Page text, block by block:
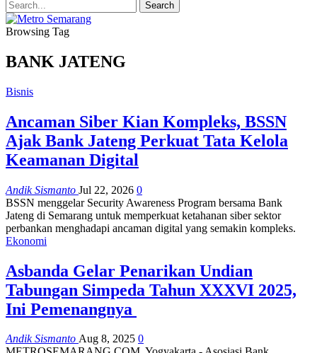
Browsing Tag
BANK JATENG
Bisnis
Ancaman Siber Kian Kompleks, BSSN
Ajak Bank Jateng Perkuat Tata Kelola
Keamanan Digital
Andik Sismanto Jul 22, 2026 0
BSSN menggelar Security Awareness Program bersama Bank
Jateng di Semarang untuk memperkuat ketahanan siber sektor
perbankan menghadapi ancaman digital yang semakin kompleks.
Ekonomi
Asbanda Gelar Penarikan Undian
Tabungan Simpeda Tahun XXXVI 2025,
Ini Pemenangnya
Andik Sismanto Aug 8, 2025 0